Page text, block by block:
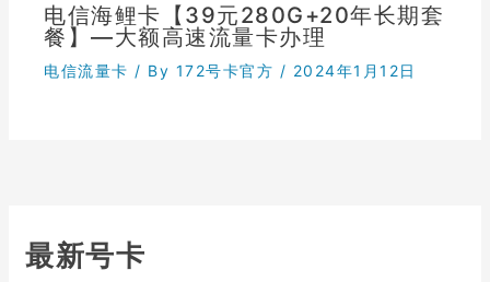
电信海鲤卡【39元280G+20年长期套
餐】—大额高速流量卡办理
电信流量卡 / By 172号卡官方 / 2024年1月12日
最新号卡